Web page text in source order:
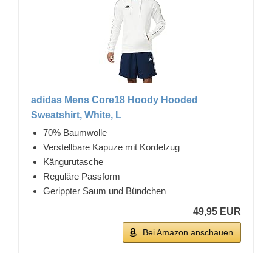
adidas Mens Core18 Hoody Hooded
Sweatshirt, White, L
70% Baumwolle
Verstellbare Kapuze mit Kordelzug
Kängurutasche
Reguläre Passform
Gerippter Saum und Bündchen
49,95 EUR
Bei Amazon anschauen